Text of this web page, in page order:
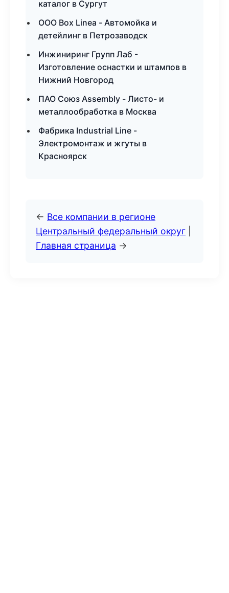
каталог в Сургут
ООО Box Linea - Автомойка и
детейлинг в Петрозаводск
Инжиниринг Групп Лаб -
Изготовление оснастки и штампов в
Нижний Новгород
ПАО Союз Assembly - Листо- и
металлообработка в Москва
Фабрика Industrial Line -
Электромонтаж и жгуты в
Красноярск
← Все компании в регионе
Центральный федеральный округ
Главная страница →